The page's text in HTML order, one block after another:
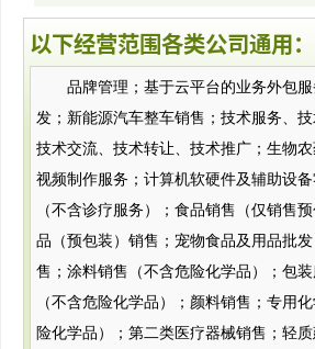
以下经营范围各类公司通用：
品牌管理；基于云平台的业务外包
发；新能源汽车整车销售；技术服务、技
技术交流、技术转让、技术推广；生物
视频制作服务；计算机软硬件及辅助设
（不含诊疗服务）；食品销售（仅销售
品（预包装）销售；宠物食品及用品批
售；涂料销售（不含危险化学品）；包
（不含危险化学品）；颜料销售；专用
险化学品）；第二类医疗器械销售；轻